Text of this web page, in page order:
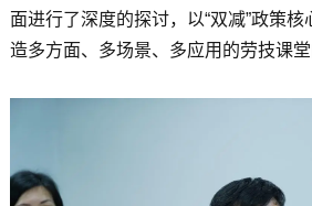
面进行了深度的探讨，以“双减”政策
造多方面、多场景、多应用的劳技课堂